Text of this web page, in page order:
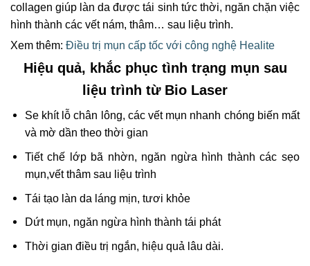
collagen giúp làn da được tái sinh tức thời, ngăn chặn việc
hình thành các vết nám, thâm… sau liệu trình.
Xem thêm: Điều trị mụn cấp tốc với công nghệ Healite
Hiệu quả, khắc phục tình trạng mụn sau
liệu trình từ Bio Laser
Se khít lỗ chân lông, các vết mụn nhanh chóng biến mất
và mờ dần theo thời gian
Tiết chế lớp bã nhờn, ngăn ngừa hình thành các sẹo
mụn,vết thâm sau liệu trình
Tái tạo làn da láng mịn, tươi khỏe
Dứt mụn, ngăn ngừa hình thành tái phát
Thời gian điều trị ngắn, hiệu quả lâu dài.